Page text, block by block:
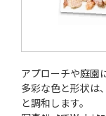
アプローチや庭園
多彩な色と形状は
と調和します。